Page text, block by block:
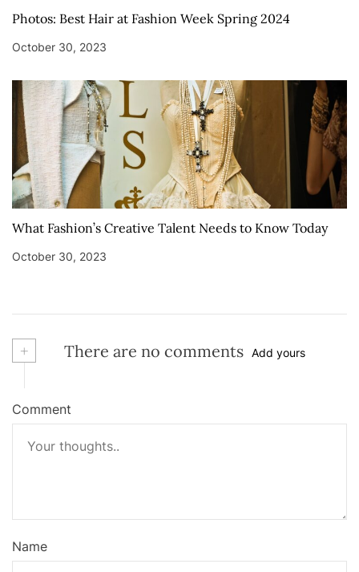
Photos: Best Hair at Fashion Week Spring 2024
October 30, 2023
What Fashion’s Creative Talent Needs to Know Today
October 30, 2023
+ There are no comments Add yours
Comment
Name